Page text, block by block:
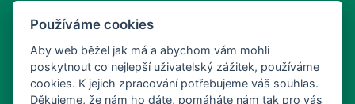
petr.sonsky@centrum.cz
Používáme cookies
Aby web běžel jak má a abychom vám mohli
poskytnout co nejlepší uživatelský zážitek, používáme
cookies. K jejich zpracování potřebujeme váš souhlas.
Děkujeme, že nám ho dáte, pomáháte nám tak pro vás